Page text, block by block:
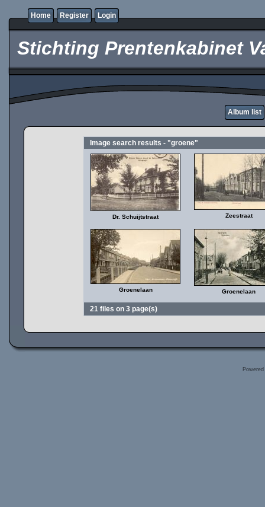
Home Register Login
Stichting Prentenkabinet
Album list
Image search results - "groene"
Dr. Schuijtstraat Zeestraat
Groenelaan Groenelaan
21 files on 3 page(s)